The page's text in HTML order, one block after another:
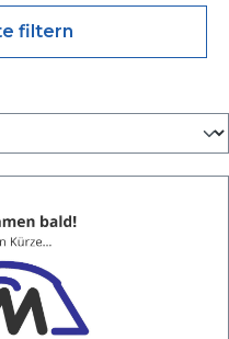
filtern